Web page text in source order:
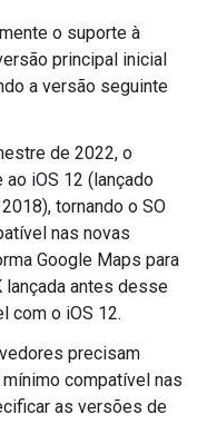
o suporte à
principal inicial
a versão seguinte
de 2022, o
iOS 12 (lançado
tornando o SO
nas novas
Google Maps para
lançada antes desse
com o iOS 12.
precisam
compatível nas
as versões de